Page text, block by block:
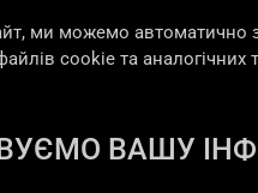
ми можемо
cookie та аналогічних
ВАШУ